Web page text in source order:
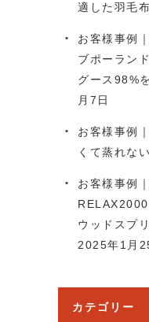
適した羽毛
お客様事例
ブポーラン
グース98%
月7日
お客様事例
くて蒸れな
お客様事例
ウッドスプ
2025年1月
カテゴリー